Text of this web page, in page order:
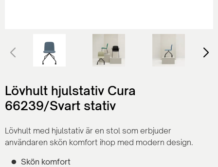
Lövhult hjulstativ Cura
66239/Svart stativ
Lövhult med hjulstativ är en stol som erbjuder
användaren skön komfort ihop med modern design.
Skön komfort